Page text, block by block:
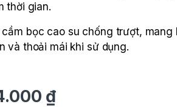
thời gian.
cầm bọc cao su chống trượt,
và thoải mái khi sử dụng.
₫